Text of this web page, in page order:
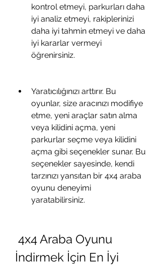
kontrol etmeyi, parkurları daha
iyi analiz etmeyi, rakiplerinizi
daha iyi tahmin etmeyi ve daha
iyi kararlar vermeyi
öğrenirsiniz.
Yaratıcılığınızı arttırır. Bu
oyunlar, size aracınızı modifiye
etme, yeni araçlar satın alma
veya kilidini açma, yeni
parkurlar seçme veya kilidini
açma gibi seçenekler sunar. Bu
seçenekler sayesinde, kendi
tarzınızı yansıtan bir 4x4 araba
oyunu deneyimi
yaratabilirsiniz.
İndirmek İçin En İyi